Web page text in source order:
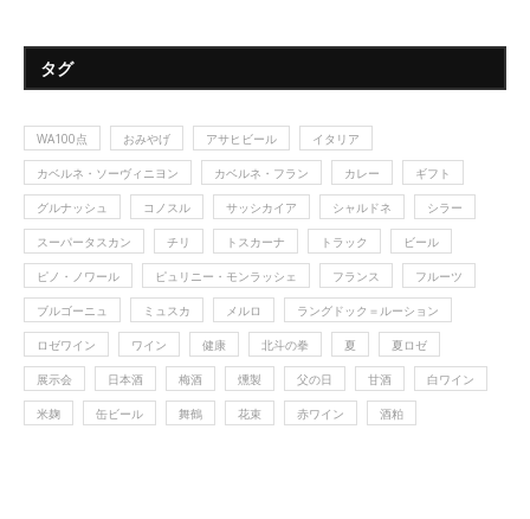
タグ
WA100点 おみやげ アサヒビール イタリア
カベルネ・ソーヴィニヨン カベルネ・フラン カレー ギフト
グルナッシュ コノスル サッシカイア シャルドネ シラー
スーパータスカン チリ トスカーナ トラック ビール
ピノ・ノワール ピュリニー・モンラッシェ フランス フルーツ
ブルゴーニュ ミュスカ メルロ ラングドック＝ルーション
ロゼワイン ワイン 健康 北斗の拳 夏 夏ロゼ
展示会 日本酒 梅酒 燻製 父の日 甘酒 白ワイン
米麹 缶ビール 舞鶴 花束 赤ワイン 酒粕